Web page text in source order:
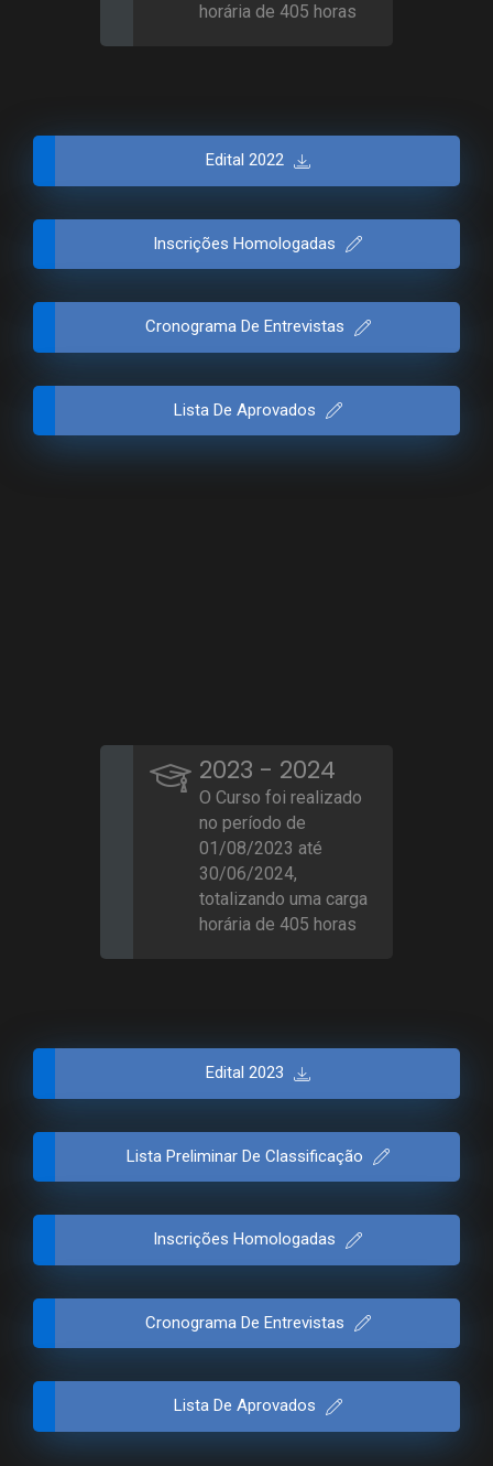
horária de 405 horas
Edital 2022
Inscrições Homologadas
Cronograma De Entrevistas
Lista De Aprovados
2023 - 2024
O Curso foi realizado
no período de
01/08/2023 até
30/06/2024,
totalizando uma carga
horária de 405 horas
Edital 2023
Lista Preliminar De Classificação
Inscrições Homologadas
Cronograma De Entrevistas
Lista De Aprovados